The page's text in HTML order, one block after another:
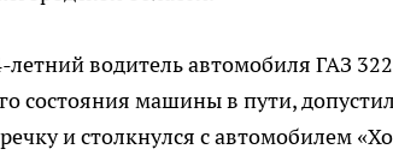
водитель автомобиля ГАЗ
состояния машины в пути,
и столкнулся с автомобилем